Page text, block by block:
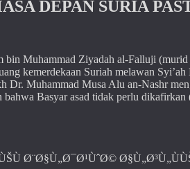
DEPAN SURIA
bin Muhammad Ziyadah al-Falluji
kemerdekaan Suriah melawan
Dr. Muhammad Musa Alu an-Nashr
Basyar asad tidak perlu dikafirkan
Ø¨Ø§Ù„Ø¯Ø¹ÙˆØ©